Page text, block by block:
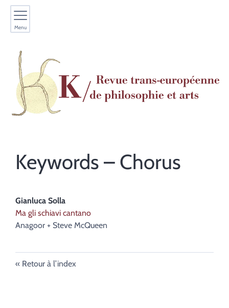
Menu
Keywords – Chorus
Gianluca Solla
Ma gli schiavi cantano
Anagoor + Steve McQueen
Retour à l’index